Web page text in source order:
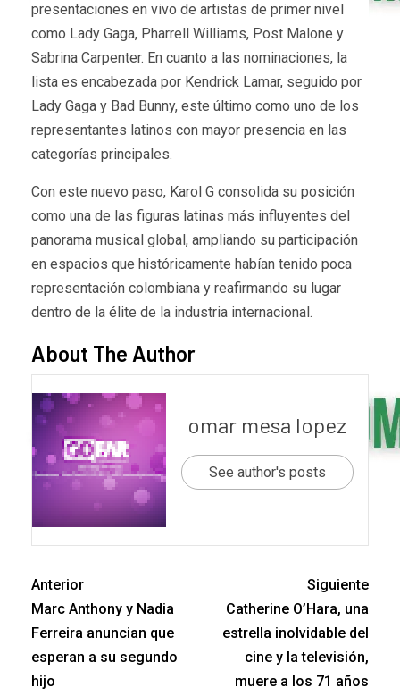
presentaciones en vivo de artistas de primer nivel
como Lady Gaga, Pharrell Williams, Post Malone y
Sabrina Carpenter. En cuanto a las nominaciones, la
lista es encabezada por Kendrick Lamar, seguido por
Lady Gaga y Bad Bunny, este último como uno de los
representantes latinos con mayor presencia en las
categorías principales.
Con este nuevo paso, Karol G consolida su posición
como una de las figuras latinas más influyentes del
panorama musical global, ampliando su participación
en espacios que históricamente habían tenido poca
representación colombiana y reafirmando su lugar
dentro de la élite de la industria internacional.
About The Author
omar mesa lopez
See author's posts
Anterior
Marc Anthony y Nadia
Ferreira anuncian que
esperan a su segundo
hijo
Siguiente
Catherine O’Hara, una
estrella inolvidable del
cine y la televisión,
muere a los 71 años